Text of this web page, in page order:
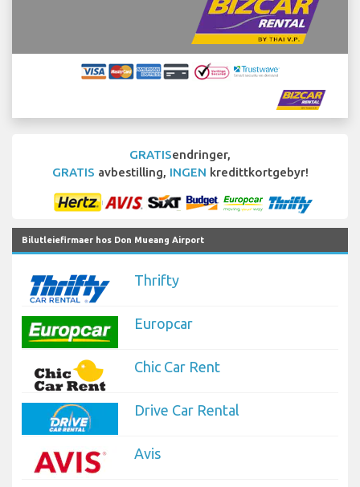
GRATISendringer,
GRATIS avbestilling, INGEN kredittkortgebyr!
Bilutleiefirmaer hos Don Mueang Airport
Thrifty
Europcar
Chic Car Rent
Drive Car Rental
Avis